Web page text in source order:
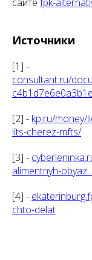
Источники
[1] -
consultant.ru/
[2] - kp.ru/money/
lits-cherez-mfts/
[3] -
alimentnyh-obyaz...
[4] -
chto-delat